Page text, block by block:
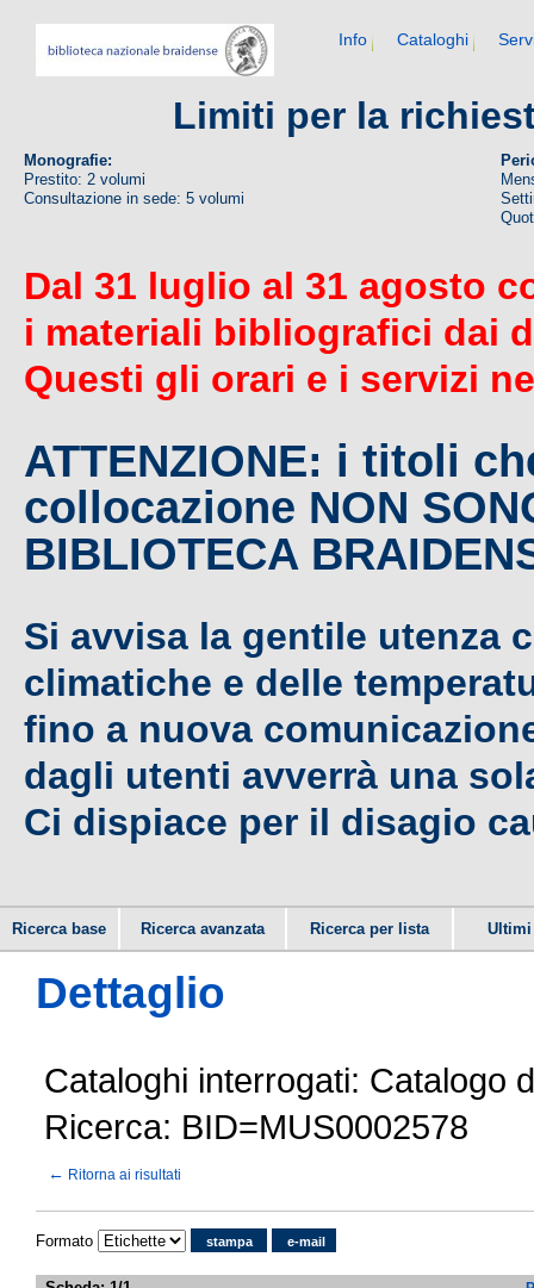
Info Cataloghi
Limiti per la
Monografie:
Prestito: 2 volumi
Consultazione in sede: 5 volumi
Dal 31 luglio al 31 agosto
i materiali bibliografici dai
Questi gli orari e i servizi
ATTENZIONE: i titoli
collocazione NON
BIBLIOTECA
Si avvisa la gentile utenza
climatiche e delle
fino a nuova
dagli utenti avverrà una
Ci dispiace per il disagio
Ricerca base Ricerca avanzata Ricerca per lista
Dettaglio
Cataloghi interrogati: Catalogo
Ricerca: BID=MUS0002578
← Ritorna ai risultati
Formato stampa e-mail